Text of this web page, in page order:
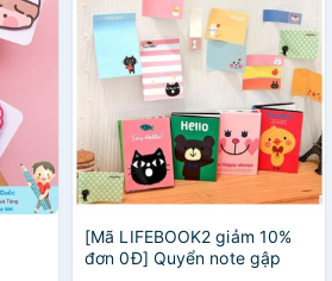
[Mã LIFEBOOK2 giảm 10%
đơn 0Đ] Quyển note gập